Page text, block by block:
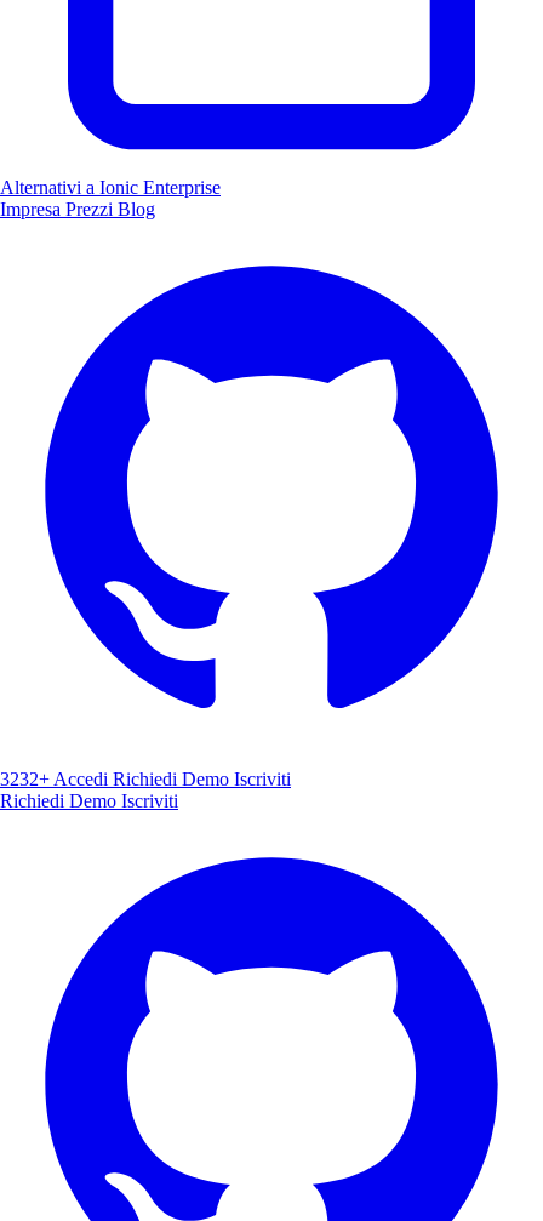
Alternativi a Ionic Enterprise
Impresa Prezzi Blog
3232+ Accedi Richiedi Demo Iscriviti
Richiedi Demo Iscriviti